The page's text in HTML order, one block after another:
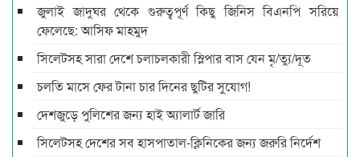
জুলাই জাদুঘর থেকে গুরুত্বপূর্ণ কিছু জিনিস বিএনপি সরিয়ে
ফেলেছে: আসিফ মাহমুদ
সিলেটসহ সারা দেশে চলাচলকারী স্লিপার বাস যেন মৃ/ত্যু/দূত
চলতি মাসে ফের টানা চার দিনের ছুটির সুযোগ!
দেশজুড়ে পুলিশের জন্য হাই অ্যালার্ট জারি
সিলেটসহ দেশের সব হাসপাতাল-ক্লিনিকের জন্য জরুরি নির্দেশ